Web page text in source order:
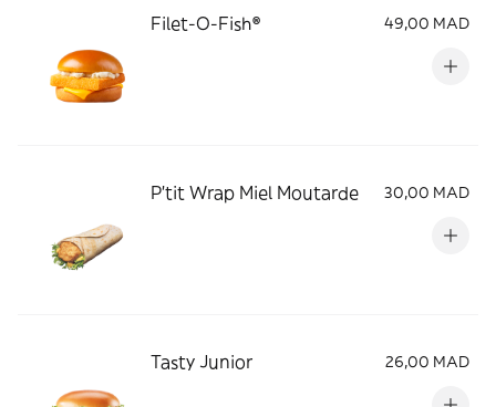
Filet-O-Fish® 49,00 MAD
P'tit Wrap Miel Moutarde 30,00 MAD
Tasty Junior 26,00 MAD